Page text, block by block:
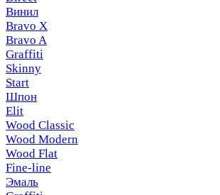
Винил
Bravo X
Bravo A
Graffiti
Skinny
Start
Шпон
Elit
Wood Classic
Wood Modern
Wood Flat
Fine-line
Эмаль